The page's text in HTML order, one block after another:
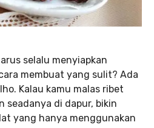
selalu menyiapkan
membuat yang sulit? Ada
Kalau kamu malas ribet
seadanya di dapur, bikin
yang hanya menggunakan